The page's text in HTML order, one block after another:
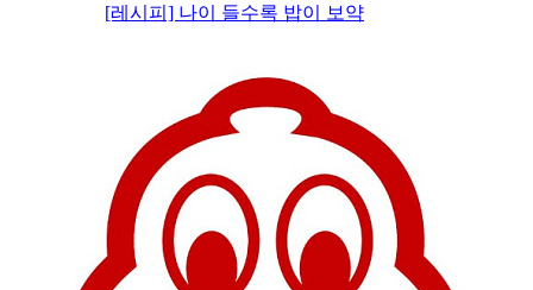
[레시피] 나이 들수록 밥이 보약